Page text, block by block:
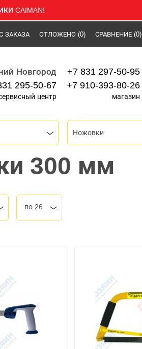
CAIMAN!
ЗАКАЗА ОТЛОЖЕНО (0) СРАВНЕНИЕ (0)
Новгород
295-50-67
центр
+7 831 297-50-95
+7 910-393-80-26
магазин
Ножовки
300 мм
по 26